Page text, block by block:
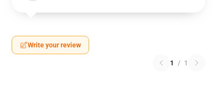
Write your review
1 / 1